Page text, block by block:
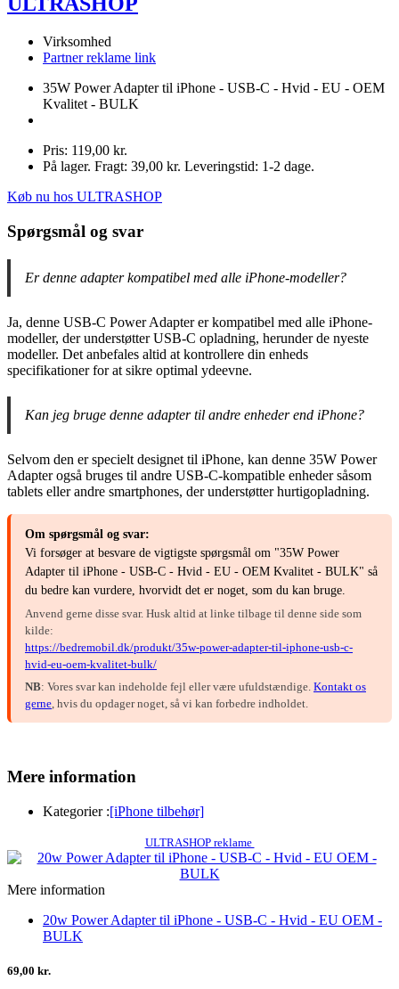
Virksomhed
Partner reklame link
35W Power Adapter til iPhone - USB-C - Hvid - EU - OEM
Kvalitet - BULK
Pris: 119,00 kr.
På lager. Fragt: 39,00 kr. Leveringstid: 1-2 dage.
Køb nu hos ULTRASHOP
Spørgsmål og svar
Er denne adapter kompatibel med alle iPhone-modeller?
Ja, denne USB-C Power Adapter er kompatibel med alle iPhone-
modeller, der understøtter USB-C opladning, herunder de nyeste
modeller. Det anbefales altid at kontrollere din enheds
specifikationer for at sikre optimal ydeevne.
Kan jeg bruge denne adapter til andre enheder end iPhone?
Selvom den er specielt designet til iPhone, kan denne 35W Power
Adapter også bruges til andre USB-C-kompatible enheder såsom
tablets eller andre smartphones, der understøtter hurtigopladning.
Om spørgsmål og svar:
Vi forsøger at besvare de vigtigste spørgsmål om "35W Power
Adapter til iPhone - USB-C - Hvid - EU - OEM Kvalitet - BULK" så
du bedre kan vurdere, hvorvidt det er noget, som du kan bruge.
Anvend gerne disse svar. Husk altid at linke tilbage til denne side som
kilde:
https://bedremobil.dk/produkt/35w-power-adapter-til-iphone-usb-c-
hvid-eu-oem-kvalitet-bulk/
NB: Vores svar kan indeholde fejl eller være ufuldstændige. Kontakt os
gerne, hvis du opdager noget, så vi kan forbedre indholdet.
Mere information
Kategorier :[iPhone tilbehør]
ULTRASHOP reklame
Mere information
20w Power Adapter til iPhone - USB-C - Hvid - EU OEM -
BULK
69,00 kr.